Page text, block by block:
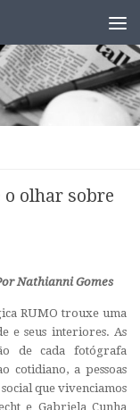
o olhar sobre
Nathianni Gomes
RUMO trouxe uma
e seus interiores. As
de cada fotógrafa
cotidiano, a pessoas
que vivenciamos
e Gabriela Cunha